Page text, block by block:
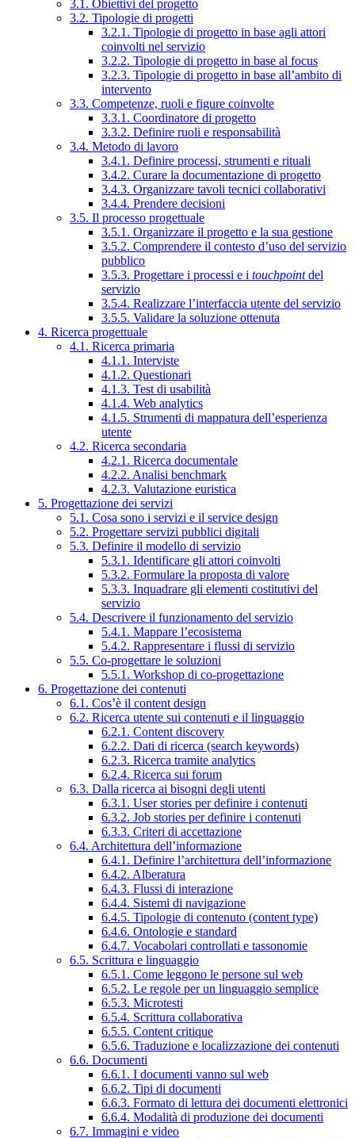
3.1. Obiettivi del progetto
3.2. Tipologie di progetti
3.2.1. Tipologie di progetto in base agli attori
coinvolti nel servizio
3.2.2. Tipologie di progetto in base al focus
3.2.3. Tipologie di progetto in base all’ambito di
intervento
3.3. Competenze, ruoli e figure coinvolte
3.3.1. Coordinatore di progetto
3.3.2. Definire ruoli e responsabilità
3.4. Metodo di lavoro
3.4.1. Definire processi, strumenti e rituali
3.4.2. Curare la documentazione di progetto
3.4.3. Organizzare tavoli tecnici collaborativi
3.4.4. Prendere decisioni
3.5. Il processo progettuale
3.5.1. Organizzare il progetto e la sua gestione
3.5.2. Comprendere il contesto d’uso del servizio
pubblico
3.5.3. Progettare i processi e i touchpointdel
servizio
3.5.4. Realizzare l’interfaccia utente del servizio
3.5.5. Validare la soluzione ottenuta
4. Ricerca progettuale
4.1. Ricerca primaria
4.1.1. Interviste
4.1.2. Questionari
4.1.3. Test di usabilità
4.1.4. Web analytics
4.1.5. Strumenti di mappatura dell’esperienza
utente
4.2. Ricerca secondaria
4.2.1. Ricerca documentale
4.2.2. Analisi benchmark
4.2.3. Valutazione euristica
5. Progettazione dei servizi
5.1. Cosa sono i servizi e il service design
5.2. Progettare servizi pubblici digitali
5.3. Definire il modello di servizio
5.3.1. Identificare gli attori coinvolti
5.3.2. Formulare la proposta di valore
5.3.3. Inquadrare gli elementi costitutivi del
servizio
5.4. Descrivere il funzionamento del servizio
5.4.1. Mappare l’ecosistema
5.4.2. Rappresentare i flussi di servizio
5.5. Co-progettare le soluzioni
5.5.1. Workshop di co-progettazione
6. Progettazione dei contenuti
6.1. Cos’è il content design
6.2. Ricerca utente sui contenuti e il linguaggio
6.2.1. Content discovery
6.2.2. Dati di ricerca (search keywords)
6.2.3. Ricerca tramite analytics
6.2.4. Ricerca sui forum
6.3. Dalla ricerca ai bisogni degli utenti
6.3.1. User stories per definire i contenuti
6.3.2. Job stories per definire i contenuti
6.3.3. Criteri di accettazione
6.4. Architettura dell’informazione
6.4.1. Definire l’architettura dell’informazione
6.4.2. Alberatura
6.4.3. Flussi di interazione
6.4.4. Sistemi di navigazione
6.4.5. Tipologie di contenuto (content type)
6.4.6. Ontologie e standard
6.4.7. Vocabolari controllati e tassonomie
6.5. Scrittura e linguaggio
6.5.1. Come leggono le persone sul web
6.5.2. Le regole per un linguaggio semplice
6.5.3. Microtesti
6.5.4. Scrittura collaborativa
6.5.5. Content critique
6.5.6. Traduzione e localizzazione dei contenuti
6.6. Documenti
6.6.1. I documenti vanno sul web
6.6.2. Tipi di documenti
6.6.3. Formato di lettura dei documenti elettronici
6.6.4. Modalità di produzione dei documenti
6.7. Immagini e video